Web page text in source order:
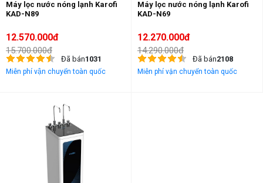
Máy lọc nước nóng lạnh Karofi
KAD-N89
12.570.000đ
15.700.000đ
Đã bán1031
Miễn phí vận chuyển toàn quốc
Máy lọc nước nóng lạnh Karofi
KAD-N69
12.270.000đ
14.290.000đ
Đã bán2108
Miễn phí vận chuyển toàn quốc